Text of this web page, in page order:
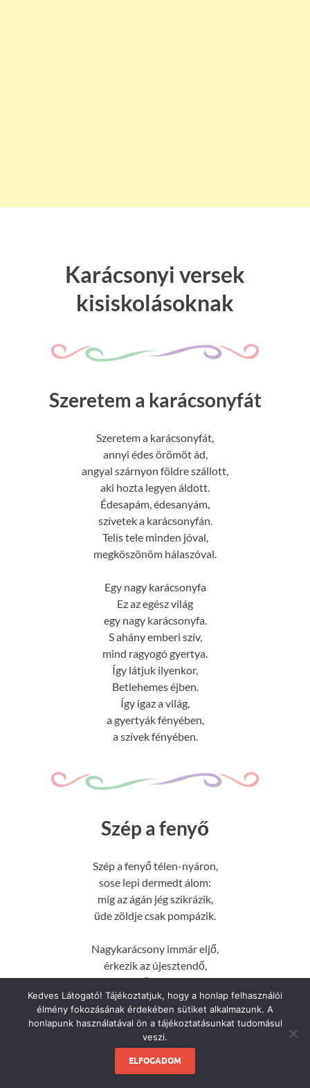
Karácsonyi versek
kisiskolásoknak
Szeretem a karácsonyfát
Szeretem a karácsonyfát,
annyi édes örömöt ád,
angyal szárnyon földre szállott,
aki hozta legyen áldott.
Édesapám, édesanyám,
szívetek a karácsonyfán.
Telis tele minden jóval,
megköszönöm hálaszóval.
Egy nagy karácsonyfa
Ez az egész világ
egy nagy karácsonyfa.
S ahány emberi szív,
mind ragyogó gyertya.
Így látjuk ilyenkor,
Betlehemes éjben.
Így igaz a világ,
a gyertyák fényében,
a szívek fényében.
Szép a fenyő
Szép a fenyő télen-nyáron,
sose lepi dermedt álom:
míg az ágán jég szikrázik,
üde zöldje csak pompázik.
Nagykarácsony immár eljő,
érkezik az újesztendő,
Míg a mező dermed, fázik,
a zöld fenyves csak pompázik.
Kedves Látogató! Tájékoztatjuk, hogy a honlap felhasználói
élmény fokozásának érdekében sütiket alkalmazunk. A
honlapunk használatával ön a tájékoztatásunkat tudomásul
veszi.
ELFOGADOM